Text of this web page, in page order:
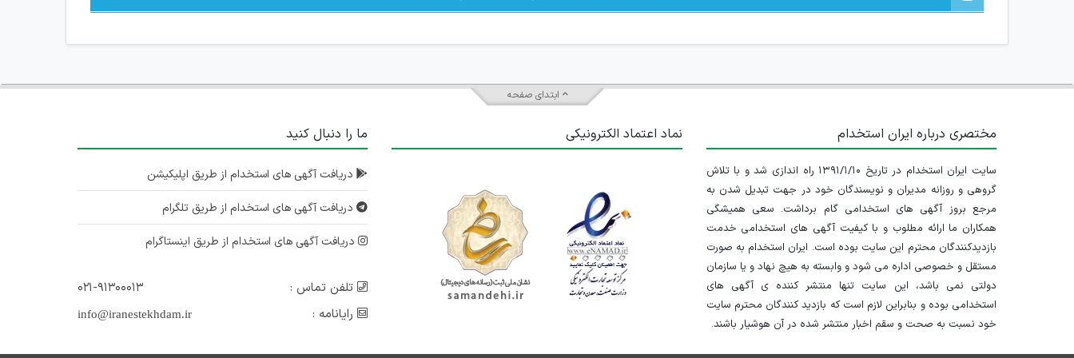
ابتدای صفحه
مختصری درباره ایران استخدام
سایت ایران استخدام در تاریخ ۱۳۹۱/۱/۱۰ راه اندازی شد و با تلاش
گروهی و روزانه مدیران و نویسندگان خود در جهت تبدیل شدن به
مرجع بروز آگهی های استخدامی گام برداشت. سعی همیشگی
همکاران ما ارائه مطلوب و با کیفیت آگهی های استخدامی خدمت
بازدیدکنندگان محترم این سایت بوده است. ایران استخدام به صورت
مستقل و خصوصی اداره می شود و وابسته به هیچ نهاد و یا سازمان
دولتی نمی باشد، این سایت تنها منتشر کننده ی آگهی های
استخدامی بوده و بنابراین لازم است که بازدید کنندگان محترم سایت
خود نسبت به صحت و سقم اخبار منتشر شده در آن هوشیار باشند.
نماد اعتماد الکترونیکی ما را دنبال کنید
دریافت آگهی های استخدام از طریق اپلیکیشن
دریافت آگهی های استخدام از طریق تلگرام
دریافت آگهی های استخدام از طریق اینستاگرام
تلفن تماس :
۰۲۱-۹۱۳۰۰۰۱۳
رایانامه :
info@iranestekhdam.ir